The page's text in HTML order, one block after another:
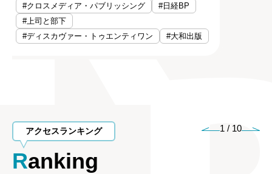
#クロスメディア・パブリッシング
#日経BP
#上司と部下
#ディスカヴァー・トゥエンティワン
#大和出版
アクセスランキング
Ranking
1 / 10